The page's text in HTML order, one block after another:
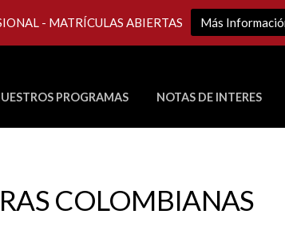
PROGRAMAS NOTAS DE INTERES
COLOMBIANAS
- MATRÍCULAS ABIERTAS Más